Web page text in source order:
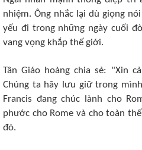
nhiệm. Ông nhắc lại dù giọng
yếu đi trong những ngày cuối
vang vọng khắp thế giới.
Tân Giáo hoàng chia sẻ: "Xin
Chúng ta hãy lưu giữ trong
Francis đang chúc lành cho
phước cho Rome và cho toàn
đó.